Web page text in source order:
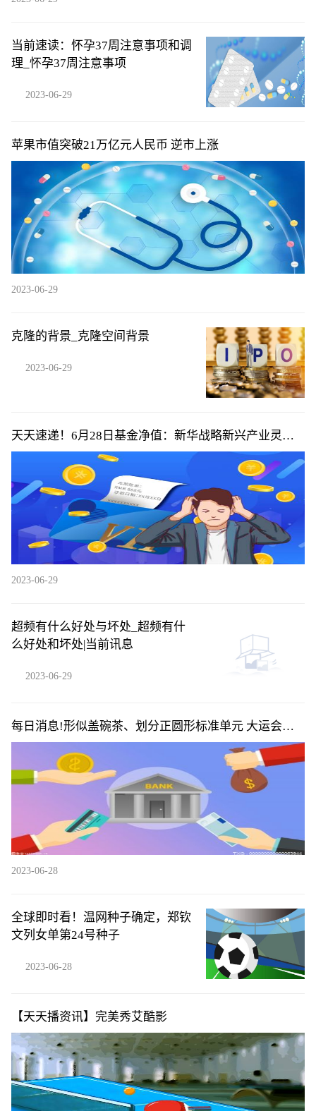
当前速读：怀孕37周注意事项和调
理_怀孕37周注意事项
2023-06-29
苹果市值突破21万亿元人民币 逆市上涨
2023-06-29
克隆的背景_克隆空间背景
2023-06-29
天天速递！6月28日基金净值：新华战略新兴产业灵活
配置混合最新净值1.1296，跌1.22%
2023-06-29
超频有什么好处与坏处_超频有什
么好处和坏处|当前讯息
2023-06-29
每日消息!形似盖碗茶、划分正圆形标准单元 大运会场
馆有这些设计巧思
2023-06-28
全球即时看！温网种子确定，郑钦
文列女单第24号种子
2023-06-28
【天天播资讯】完美秀艾酷影